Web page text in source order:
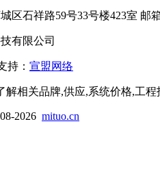
区石祥路59号33号楼423室 邮
有限公司
持： 宣盟网络
解相关品牌,供应,系统价格,工程
2026 mituo.cn